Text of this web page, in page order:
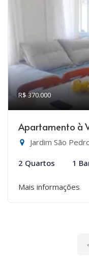
R$ 370.000
Apartamento à
Jardim São
2 Quartos 1
Mais informações
‹